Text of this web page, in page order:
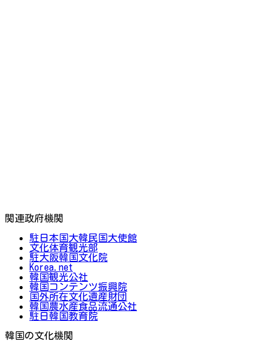
関連政府機関
駐日本国大韓民国大使館
文化体育観光部
駐大阪韓国文化院
Korea.net
韓国観光公社
韓国コンテンツ振興院
国外所在文化遺産財団
韓国農水産食品流通公社
駐日韓国教育院
韓国の文化機関